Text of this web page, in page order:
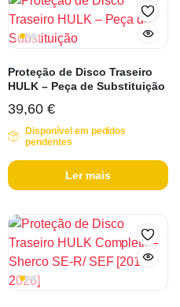
Proteção de Disco Traseiro
HULK – Peça de Substituição
39,60 €
Disponível em pedidos
pendentes
Ler mais